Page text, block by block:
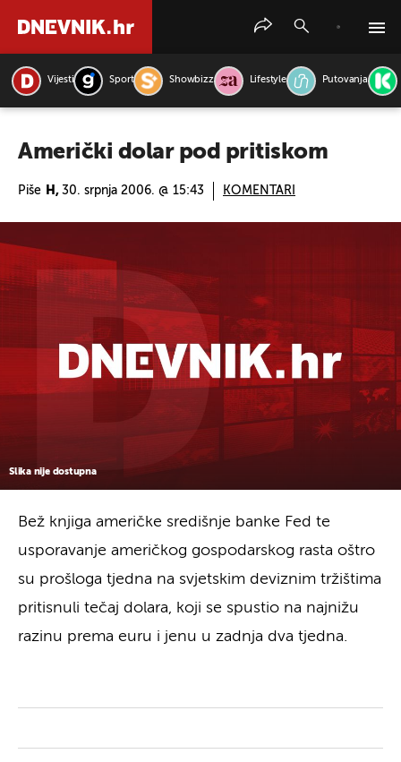
Vijesti Sport Showbizz Lifestyle Putovanja
Američki dolar pod pritiskom
Piše H, 30. srpnja 2006. @ 15:43 KOMENTARI
Slika nije dostupna
Bež knjiga američke središnje banke Fed te
usporavanje američkog gospodarskog rasta oštro
su prošloga tjedna na svjetskim deviznim tržištima
pritisnuli tečaj dolara, koji se spustio na najnižu
razinu prema euru i jenu u zadnja dva tjedna.
PRETRAŽITE VIJESTI